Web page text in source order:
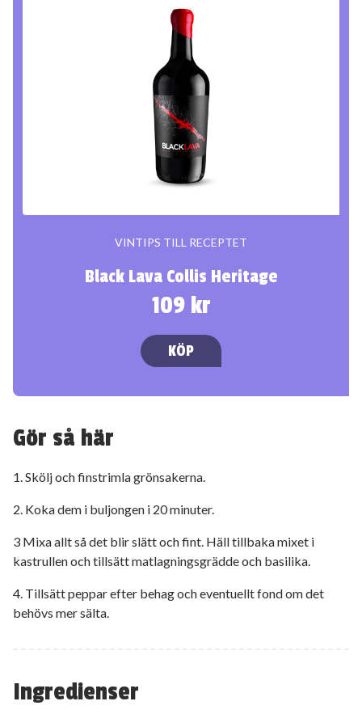
Ingredienser
VINTIPS TILL RECEPTET
Black Lava Collis Heritage
109 kr
KÖP
Gör så här
1. Skölj och finstrimla grönsakerna.
2. Koka dem i buljongen i 20 minuter.
3 Mixa allt så det blir slätt och fint. Häll tillbaka mixet i
kastrullen och tillsätt matlagningsgrädde och basilika.
4. Tillsätt peppar efter behag och eventuellt fond om det
behövs mer sälta.